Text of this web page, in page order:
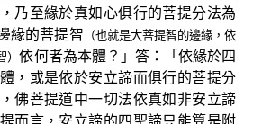
乃至緣於真如心俱行的菩提分法為
緣的菩提智 （也就是大菩提智的邊緣，依
）依何者為本體？」答：「依緣於四
，或是依於安立諦而俱行的菩提分
佛菩提道中一切法依真如非安立諦
而言，安立諦的四聖諦只能算是附